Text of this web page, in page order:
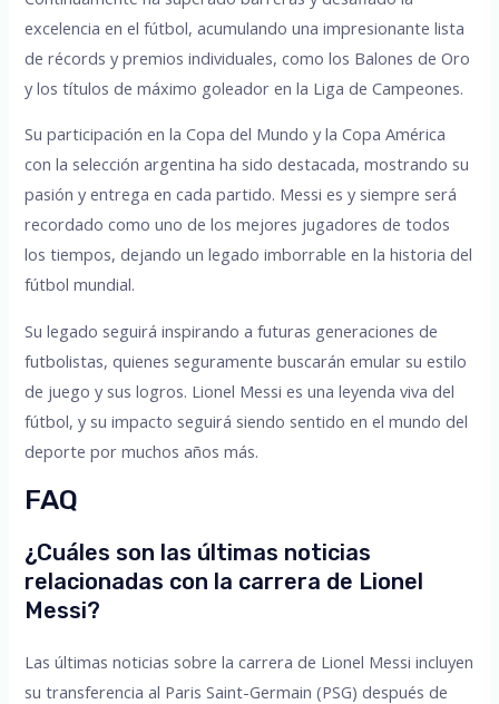
excelencia en el fútbol, acumulando una impresionante lista
de récords y premios individuales, como los Balones de Oro
y los títulos de máximo goleador en la Liga de Campeones.
Su participación en la Copa del Mundo y la Copa América
con la selección argentina ha sido destacada, mostrando su
pasión y entrega en cada partido. Messi es y siempre será
recordado como uno de los mejores jugadores de todos
los tiempos, dejando un legado imborrable en la historia del
fútbol mundial.
Su legado seguirá inspirando a futuras generaciones de
futbolistas, quienes seguramente buscarán emular su estilo
de juego y sus logros. Lionel Messi es una leyenda viva del
fútbol, y su impacto seguirá siendo sentido en el mundo del
deporte por muchos años más.
FAQ
¿Cuáles son las últimas noticias
relacionadas con la carrera de Lionel
Messi?
Las últimas noticias sobre la carrera de Lionel Messi incluyen
su transferencia al Paris Saint-Germain (PSG) después de